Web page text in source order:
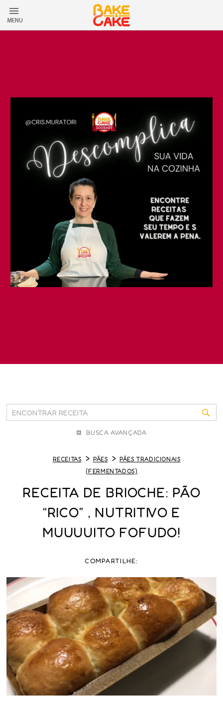
BUSCA AVANÇADA
RECEITAS PÃES
PÃES TRADICIONAIS
(FERMENTADOS)
RECEITA DE BRIOCHE: PÃO
“RICO” , NUTRITIVO E
MUUUUITO FOFUDO!
COMPARTILHE: